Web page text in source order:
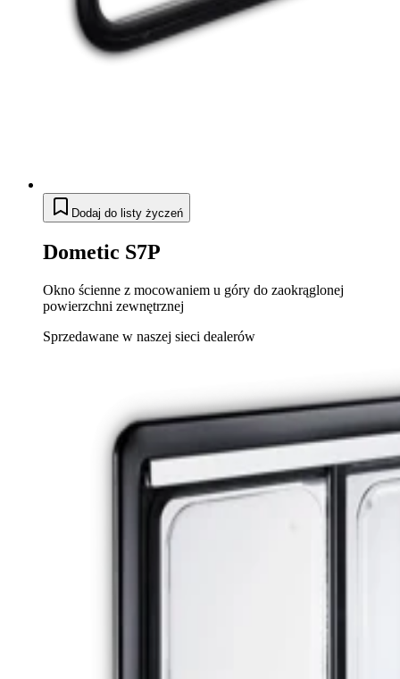
Dodaj do listy życzeń
Dometic S7P
Okno ścienne z mocowaniem u góry do zaokrąglonej
powierzchni zewnętrznej
Sprzedawane w naszej sieci dealerów